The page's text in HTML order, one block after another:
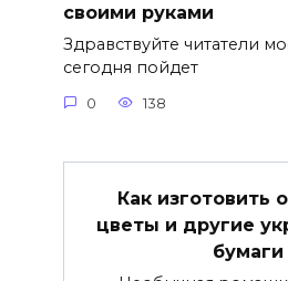
своими руками
Здравствуйте читатели
сегодня пойдет
0 138
Как изготовить
цветы и другие
бумаги